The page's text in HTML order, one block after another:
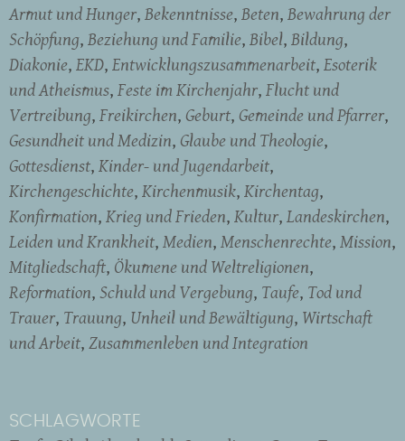
Armut und Hunger Bekenntnisse Beten Bewahrung der
Schöpfung Beziehung und Familie Bibel Bildung
Diakonie EKD Entwicklungszusammenarbeit Esoterik
und Atheismus Feste im Kirchenjahr Flucht und
Vertreibung Freikirchen Geburt Gemeinde und Pfarrer
Gesundheit und Medizin Glaube und Theologie
Gottesdienst Kinder- und Jugendarbeit
Kirchengeschichte Kirchenmusik Kirchentag
Konfirmation Krieg und Frieden Kultur Landeskirchen
Leiden und Krankheit Medien Menschenrechte Mission
Mitgliedschaft Ökumene und Weltreligionen
Reformation Schuld und Vergebung Taufe Tod und
Trauer Trauung Unheil und Bewältigung Wirtschaft
und Arbeit Zusammenleben und Integration
SCHLAGWORTE